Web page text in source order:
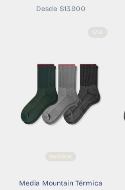
Precio de oferta
Desde $13.900
1/13
Deslizar
Media Mountain Térmica